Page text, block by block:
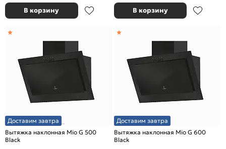
В корзину В корзину
Доставим завтра
Вытяжка наклонная Mio G 500
Black
Доставим завтра
Вытяжка наклонная Mio G 600
Black